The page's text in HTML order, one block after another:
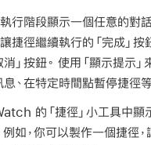
執行階段顯示一個任意的對
捷徑繼續執行的「完成」按
」按鈕。 使用「顯示提示」
、在特定時間點暫停捷徑等
的「捷徑」小工具中顯
例如，你可以製作一個捷徑